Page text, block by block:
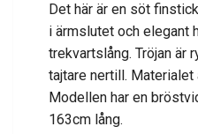
Det här är en söt
i ärmslutet och elegant
trekvartslång. Tröjan är
tajtare nertill. Materialet
Modellen har en
163cm lång.